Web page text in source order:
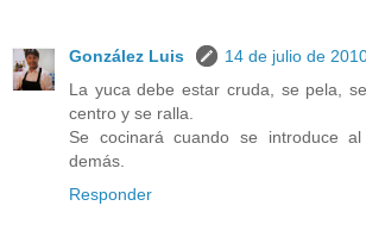
González Luis
14 de julio de
La yuca debe estar cruda, se pela,
centro y se ralla.
Se cocinará cuando se introduce
demás.
Responder